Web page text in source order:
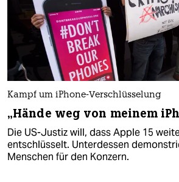
Kampf um iPhone-Verschlüsselung
„Hände weg von meinem
Die US-Justiz will, dass Apple 15
entschlüsselt. Unterdessen
Menschen für den Konzern.